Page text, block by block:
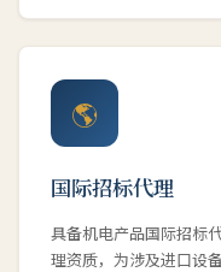
🌎
国际招标代理
具备机电产品国际招标
理资质，为涉及进口设